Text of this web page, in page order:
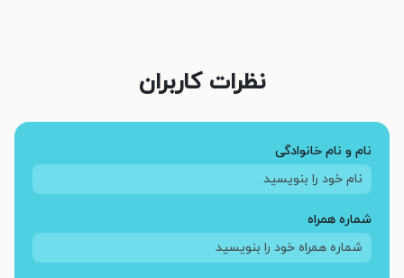
نظرات کاربران
نام و نام خانوادگی
شماره همراه